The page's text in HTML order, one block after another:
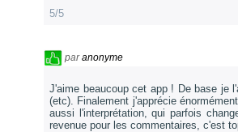
5/5
paranonyme
J'aime beaucoup cet app ! De base je
(etc). Finalement j'apprécie
aussi l'interprétation, qui parfois
revenue pour les commentaires, c'est